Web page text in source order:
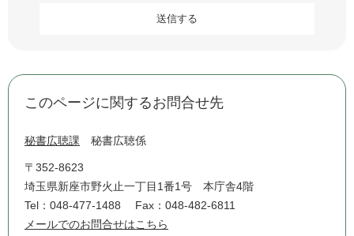
このページに関するお問合せ先
秘書広聴課 秘書広聴係
〒352-8623
埼玉県新座市野火止一丁目1番1号 本庁舎4階
Tel：048-477-1488
Fax：048-482-6811
メールでのお問合せはこちら